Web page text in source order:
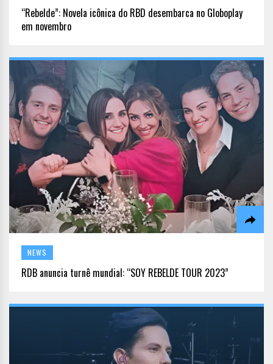
“Rebelde”: Novela icônica do RBD desembarca no Globoplay
em novembro
NEWS
RDB anuncia turnê mundial: “SOY REBELDE TOUR 2023”